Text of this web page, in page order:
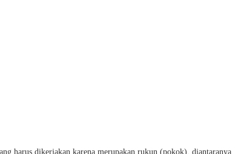
harus dikerjakan karena merupakan rukun (pokok), diantaranya